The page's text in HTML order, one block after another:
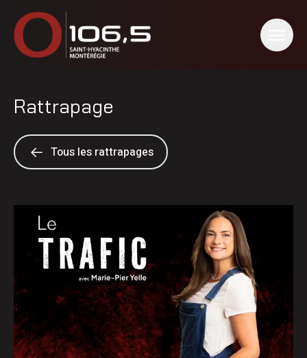
Rattrapage
Tous les rattrapages